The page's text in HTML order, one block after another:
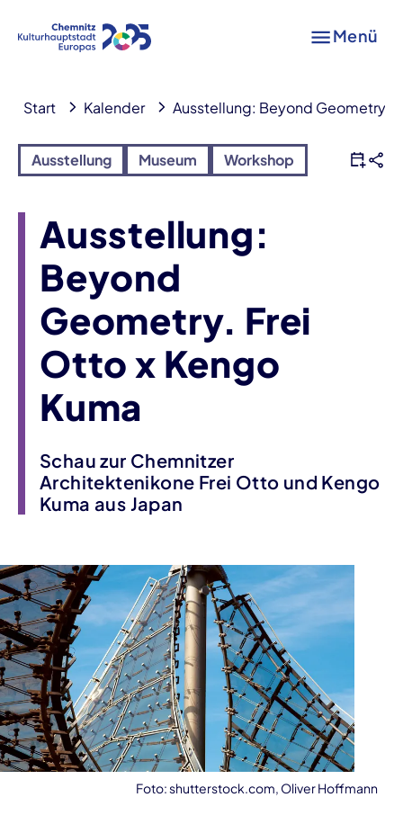
Menü
Start Kalender Ausstellung: Beyond Geometry.
Ausstellung Museum Workshop
Ausstellung:
Beyond
Geometry. Frei
Otto x Kengo
Kuma
Schau zur Chemnitzer
Architektenikone Frei Otto und Kengo
Kuma aus Japan
Foto: shutterstock.com, Oliver Hoffmann